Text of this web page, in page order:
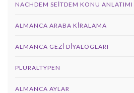
NACHDEM SEITDEM KONU ANLATIMI
ALMANCA ARABA KIRALAMA
ALMANCA GEZI DIYALOGLARI
PLURALTYPEN
ALMANCA AYLAR